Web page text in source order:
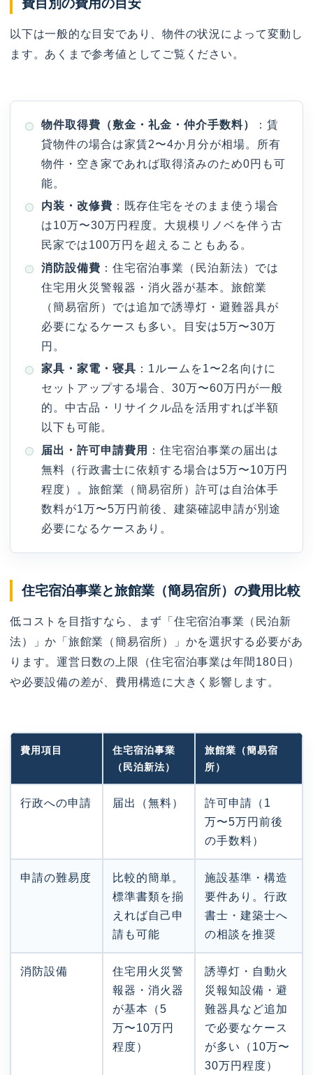
以下は一般的な目安であり、物件の状況によって変動し
ます。あくまで参考値としてご覧ください。
物件取得費（敷金・礼金・仲介手数料）
：賃
貸物件の場合は家賃2〜4か月分が相場。所有
物件・空き家であれば取得済みのため0円も可
能。
内装・改修費 ：既存住宅をそのまま使う場合
は10万〜30万円程度。大規模リノベを伴う古
民家では100万円を超えることもある。
消防設備費 ：住宅宿泊事業（民泊新法）では
住宅用火災警報器・消火器が基本。旅館業
（簡易宿所）では追加で誘導灯・避難器具が
必要になるケースも多い。目安は5万〜30万
円。
家具・家電・寝具 ：1ルームを1〜2名向けに
セットアップする場合、30万〜60万円が一般
的。中古品・リサイクル品を活用すれば半額
以下も可能。
届出・許可申請費用
：住宅宿泊事業の届出は
無料（行政書士に依頼する場合は5万〜10万円
程度）。旅館業（簡易宿所）許可は自治体手
数料が1万〜5万円前後、建築確認申請が別途
必要になるケースあり。
住宅宿泊事業と旅館業（簡易宿所）の費用比較
低コストを目指すなら、まず「住宅宿泊事業（民泊新
法）」か「旅館業（簡易宿所）」かを選択する必要があ
ります。運営日数の上限（住宅宿泊事業は年間180日）
や必要設備の差が、費用構造に大きく影響します。
費用項目
住宅宿泊事業
（民泊新法）
旅館業（簡易宿
所）
行政への申請 届出（無料）
許可申請（1
万〜5万円前後
の手数料）
申請の難易度
比較的簡単。
標準書類を揃
えれば自己申
請も可能
施設基準・構造
要件あり。行政
書士・建築士へ
の相談を推奨
消防設備
住宅用火災警
報器・消火器
が基本（5
万〜10万円
程度）
誘導灯・自動火
災報知設備・避
難器具など追加
で必要なケース
が多い（10万〜
30万円程度）